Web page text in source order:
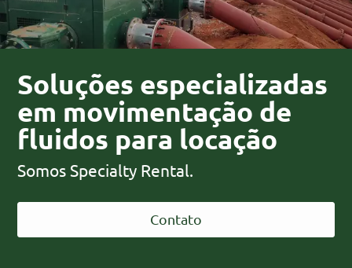
Soluções especializadas
em movimentação de
fluidos para locação
Somos Specialty Rental.
Contato